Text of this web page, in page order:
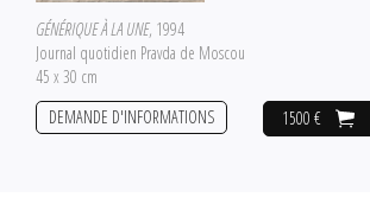
GÉNÉRIQUE À LA UNE, 1994
Journal quotidien Pravda de Moscou
45 x 30 cm
1500 €
DEMANDE D'INFORMATIONS